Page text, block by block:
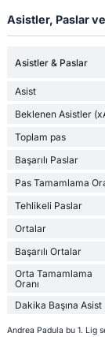
Asistler, Paslar
Asistler & Paslar
Asist
Beklenen Asistler
Toplam pas
Başarılı Paslar
Pas Tamamlama
Tehlikeli Paslar
Ortalar
Başarılı Ortalar
Orta Tamamlama
Oranı
Dakika Başına Asist
Andrea Padula bu 1. Lig